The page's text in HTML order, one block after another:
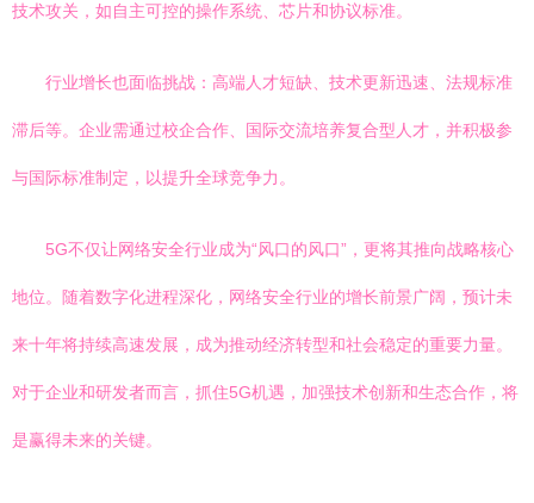
技术攻关，如自主可控的操作系统、芯片和协议标准。
行业增长也面临挑战：高端人才短缺、技术更新迅速、法规标准
滞后等。企业需通过校企合作、国际交流培养复合型人才，并积极参
与国际标准制定，以提升全球竞争力。
5G不仅让网络安全行业成为“风口的风口”，更将其推向战略核心
地位。随着数字化进程深化，网络安全行业的增长前景广阔，预计未
来十年将持续高速发展，成为推动经济转型和社会稳定的重要力量。
对于企业和研发者而言，抓住5G机遇，加强技术创新和生态合作，将
是赢得未来的关键。